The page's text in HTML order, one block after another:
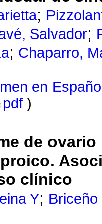
;
Salvador;
; Chaparro,
en
pdf )
de
clínico
Y; Briceño